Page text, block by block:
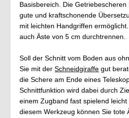
Basisbereich. Die
gute und kraftschonende
mit leichten Handgriffen
auch Äste von 5 cm durchtrennen.
Soll der Schnitt vom Boden aus
Sie mit derSchneidgiraffe gut
die Schere am Ende eines
Schnittfunktion wird dabei durch
einem Zugband fast spielend
diesem Werkzeug können Sie tote